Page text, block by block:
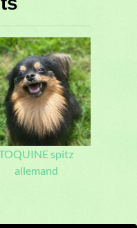
spitz
allemand